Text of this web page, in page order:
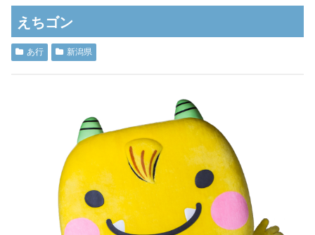
えちゴン
あ行 新潟県